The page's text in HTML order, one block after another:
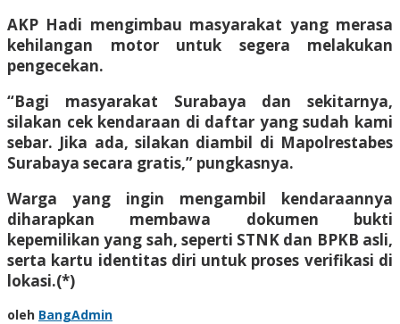
AKP Hadi mengimbau masyarakat yang merasa
kehilangan motor untuk segera melakukan
pengecekan.
“Bagi masyarakat Surabaya dan sekitarnya,
silakan cek kendaraan di daftar yang sudah kami
sebar. Jika ada, silakan diambil di Mapolrestabes
Surabaya secara gratis,” pungkasnya.
Warga yang ingin mengambil kendaraannya
diharapkan membawa dokumen bukti
kepemilikan yang sah, seperti STNK dan BPKB asli,
serta kartu identitas diri untuk proses verifikasi di
lokasi.(*)
oleh BangAdmin